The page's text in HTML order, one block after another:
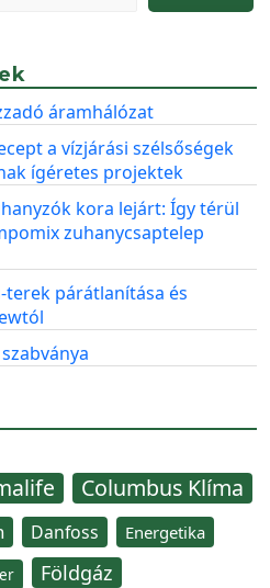
áramhálózat
a vízjárási szélsőségek
ígéretes projektek
kora lejárt: Így térül
zuhanycsaptelep
terek párátlanítása és
Columbus Klíma
Danfoss Energetika
Földgáz